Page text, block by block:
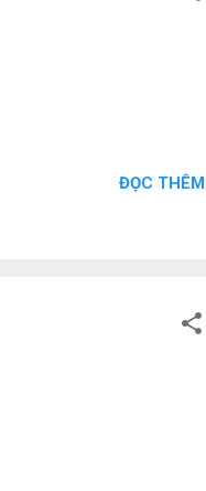
ĐỌC THÊM